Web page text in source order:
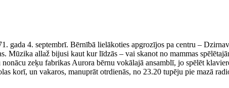
gada 4. septembrī. Bērnībā lielākoties apgrozījos pa centru –
Mūzika allaž bijusi kaut kur līdzās – vai skanot no mammas
zeķu fabrikas Aurora bērnu vokālajā ansamblī, jo spēlēt
korī, un vakaros, manuprāt otrdienās, no 23.20 tupēju pie mazā